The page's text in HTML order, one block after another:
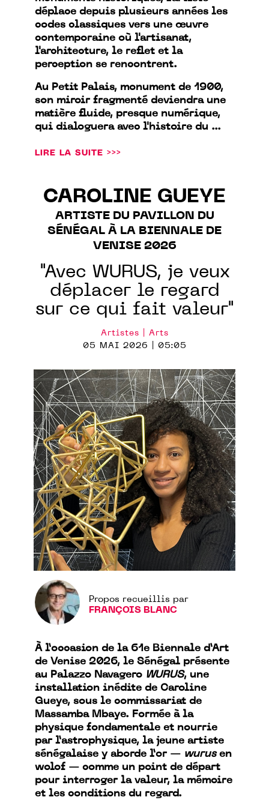
déplace depuis plusieurs années les
codes classiques vers une œuvre
contemporaine où l'artisanat,
l'architecture, le reflet et la
perception se rencontrent.
Au Petit Palais, monument de 1900,
son miroir fragmenté deviendra une
matière fluide, presque numérique,
qui dialoguera avec l'histoire du ...
LIRE LA SUITE >>>
CAROLINE GUEYE
ARTISTE DU PAVILLON DU
SÉNÉGAL À LA BIENNALE DE
VENISE 2026
"Avec WURUS, je veux
déplacer le regard
sur ce qui fait valeur"
Artistes | Arts
05 MAI 2026 | 05:05
Propos recueillis par
FRANÇOIS BLANC
À l’occasion de la 61e Biennale d’Art
de Venise 2026, le Sénégal présente
au Palazzo Navagero WURUS, une
installation inédite de Caroline
Gueye, sous le commissariat de
Massamba Mbaye. Formée à la
physique fondamentale et nourrie
par l’astrophysique, la jeune artiste
sénégalaise y aborde l’or — wurusen
wolof — comme un point de départ
pour interroger la valeur, la mémoire
et les conditions du regard.